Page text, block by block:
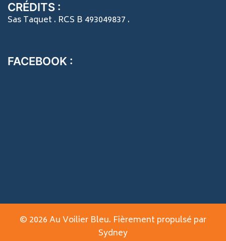
CRÉDITS :
Sas Taquet . RCS B 493049837 .
FACEBOOK :
© 2026 Au Voilier Bleu. Fièrement propulsé par
Sydney